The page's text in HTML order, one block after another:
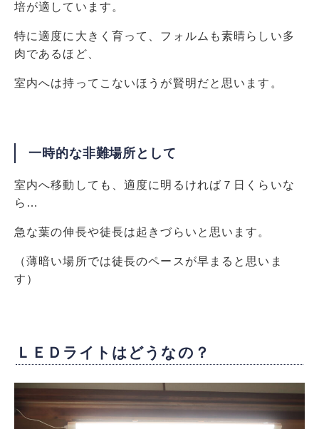
培が適しています。
特に適度に大きく育って、フォルムも素晴らしい多
肉であるほど、
室内へは持ってこないほうが賢明だと思います。
一時的な非難場所として
室内へ移動しても、適度に明るければ７日くらいな
ら…
急な葉の伸長や徒長は起きづらいと思います。
（薄暗い場所では徒長のペースが早まると思いま
す）
ＬＥＤライトはどうなの？